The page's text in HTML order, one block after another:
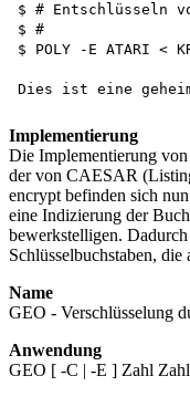
$ # Entschlüsseln
$ #
$ POLY -E ATARI <
Implementierung
Die Implementierung
der von CAESAR
encrypt befinden sich
eine Indizierung der
bewerkstelligen.
Schlüsselbuchstaben,
Name
GEO - Verschlüsselung
Anwendung
GEO [ -C | -E ] Zahl